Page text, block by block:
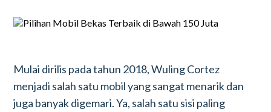
Mulai dirilis pada tahun 2018, Wuling Cortez
menjadi salah satu mobil yang sangat menarik dan
juga banyak digemari. Ya, salah satu sisi paling